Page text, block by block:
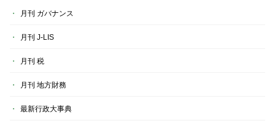
月刊 ガバナンス
月刊 J-LIS
月刊 税
月刊 地方財務
最新行政大事典